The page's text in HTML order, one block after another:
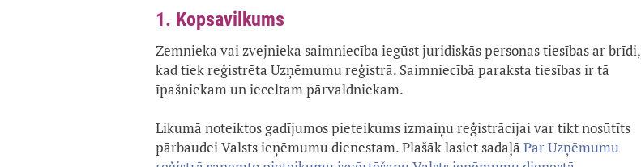
1. Kopsavilkums
Zemnieka vai zvejnieka saimniecība iegūst juridiskās personas tiesības ar brīdi,
kad tiek reģistrēta Uzņēmumu reģistrā. Saimniecībā paraksta tiesības ir tā
īpašniekam un ieceltam pārvaldniekam.
Likumā noteiktos gadījumos pieteikums izmaiņu reģistrācijai var tikt nosūtīts
pārbaudei Valsts ieņēmumu dienestam. Plašāk lasiet sadaļā Par Uzņēmumu